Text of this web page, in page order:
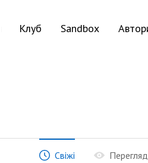
Клуб Sandbox
Свіжі